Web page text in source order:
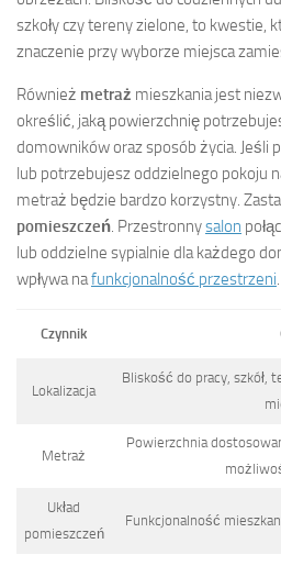
szkoły czy tereny zielone, to kwestie,
znaczenie przy wyborze miejsca
Również metraż mieszkania jest
określić, jaką powierzchnię
domowników oraz sposób życia. Jeśli
lub potrzebujesz oddzielnego pokoju
metraż będzie bardzo korzystny.
pomieszczeń. Przestronnysalon
lub oddzielne sypialnie dla każdego
wpływa nafunkcjonalność przestrzeni.
Czynnik
Lokalizacja
Bliskość do pracy, szkół,
Metraż
Powierzchnia
Układ
pomieszczeń
Funkcjonalność